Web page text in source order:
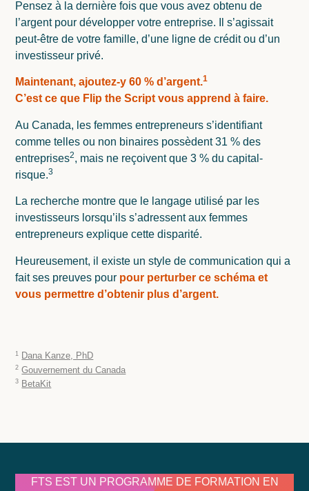
Pensez à la dernière fois que vous avez obtenu de
l’argent pour développer votre entreprise. Il s’agissait
peut-être de votre famille, d’une ligne de crédit ou d’un
investisseur privé.
Maintenant, ajoutez-y 60 % d’argent.1
C’est ce que Flip the Script vous apprend à faire.
Au Canada, les femmes entrepreneurs s’identifiant
comme telles ou non binaires possèdent 31 % des
entreprises2, mais ne reçoivent que 3 % du capital-
risque.3
La recherche montre que le langage utilisé par les
investisseurs lorsqu’ils s’adressent aux femmes
entrepreneurs explique cette disparité.
Heureusement, il existe un style de communication qui a
fait ses preuves pour pour perturber ce schéma et
vous permettre d’obtenir plus d’argent.
1 Dana Kanze, PhD
2 Gouvernement du Canada
3 BetaKit
FTS EST UN PROGRAMME DE FORMATION EN